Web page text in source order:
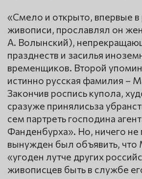
«Смело и открыто, впервые в
живописи, прославлял он
А. Волынский),
празднеств и засилья
временщиков. Второй
истинно русская фамилия –
Закончив роспись купола,
сразуже принялисьза
сем партреть господина
Фанденбурха». Но, ничего
вынужден был объявить, что
«угоден лутче других
живописцев быть в службе